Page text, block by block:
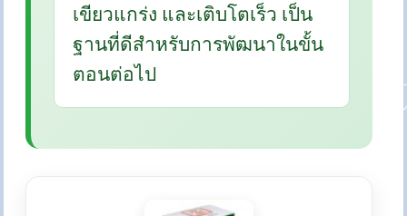
เขียวแกร่ง และเติบโตเร็ว เป็น
ฐานที่ดีสำหรับการพัฒนาในขั้น
ตอนต่อไป